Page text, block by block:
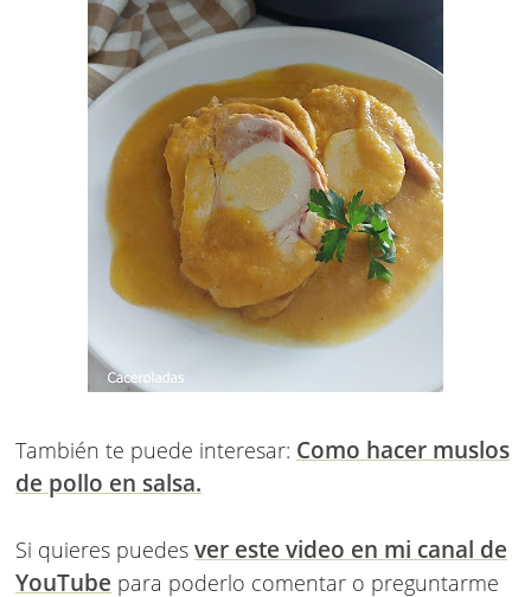
También te puede interesar: Como hacer muslos
de pollo en salsa.
Si quieres puedes ver este video en mi canal de
YouTube para poderlo comentar o preguntarme